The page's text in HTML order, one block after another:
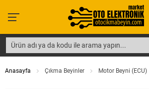
Anasayfa Çıkma Beyinler Motor Beyni (ECU)